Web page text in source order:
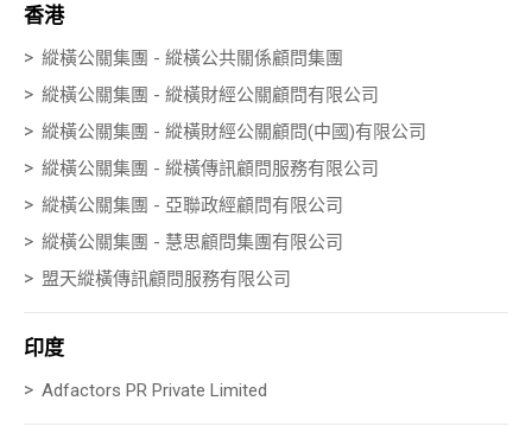
香港
縱橫公關集團 - 縱橫公共關係顧問集團
縱橫公關集團 - 縱橫財經公關顧問有限公司
縱橫公關集團 - 縱橫財經公關顧問(中國)有限公司
縱橫公關集團 - 縱橫傳訊顧問服務有限公司
縱橫公關集團 - 亞聯政經顧問有限公司
縱橫公關集團 - 慧思顧問集團有限公司
盟天縱橫傳訊顧問服務有限公司
印度
Adfactors PR Private Limited